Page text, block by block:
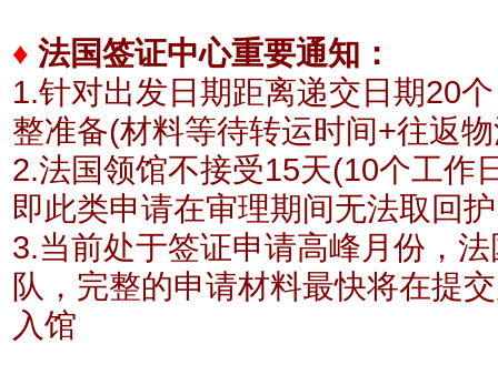
♦ 法国签证中心重要通知：
1.针对出发日期距离递交日期20
整准备(材料等待转运时间+往返
2.法国领馆不接受15天(10个工作
即此类申请在审理期间无法取回
3.当前处于签证申请高峰月份，
队，完整的申请材料最快将在提
入馆